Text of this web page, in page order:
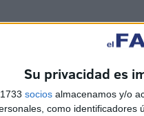
Su privacidad es
socios almacenamos y/o
comoRevellín, Calle